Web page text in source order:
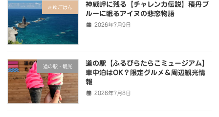
あゆごはん
神威岬に残る【チャレンカ伝説】積丹ブ
ルーに眠るアイヌの悲恋物語
2026年7月9日
道の駅・観光
道の駅【ふるびらたらこミュージアム】
車中泊はOK？限定グルメ＆周辺観光情
報
2026年7月8日